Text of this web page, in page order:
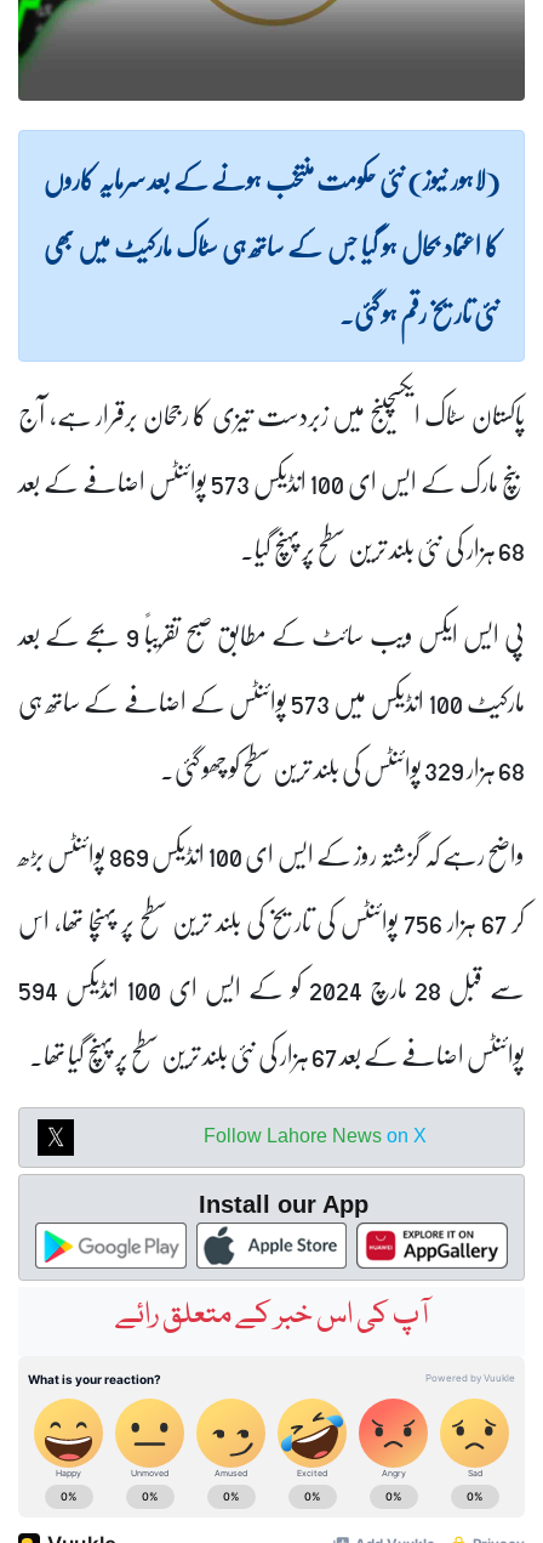
(لاہور نیوز) نئی حکومت منتخب ہونے کے بعد سرمایہ کاروں
کا اعتماد بحال ہو گیا جس کے ساتھ ہی سٹاک مارکیٹ میں بھی
نئی تاریخ رقم ہو گئی۔
پاکستان سٹاک ایکسچینج میں زبردست تیزی کا رجحان برقرار ہے، آج
بنچ مارک کے ایس ای 100 انڈیکس 573 پوائنٹس اضافے کے بعد
68 ہزار کی نئی بلند ترین سطح پر پہنچ گیا۔
پی ایس ایکس ویب سائٹ کے مطابق صبح تقریباً 9 بجے کے بعد
مارکیٹ 100 انڈیکس میں 573 پوائنٹس کے اضافے کے ساتھ ہی
68 ہزار 329 پوائنٹس کی بلند ترین سطح کو چھو گئی۔
واضح رہے کہ گزشتہ روز کے ایس ای 100 انڈیکس 869 پوائنٹس بڑھ
کر 67 ہزار 756 پوائنٹس کی تاریخ کی بلند ترین سطح پر پہنچا تھا، اس
سے قبل 28 مارچ 2024 کو کے ایس ای 100 انڈیکس 594
پوائنٹس اضافے کے بعد 67 ہزار کی نئی بلند ترین سطح پر پہنچ گیا تھا۔
Follow Lahore News on X
Install our App
آپ کی اس خبر کے متعلق رائے